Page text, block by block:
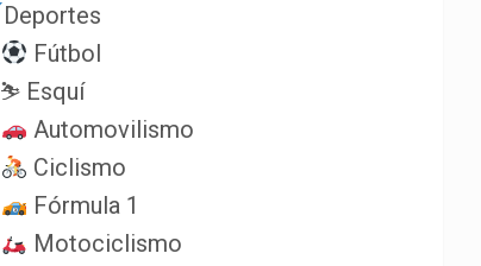
Deportes
Fútbol
⛷️ Esquí
Automovilismo
Ciclismo
Fórmula 1
Motociclismo